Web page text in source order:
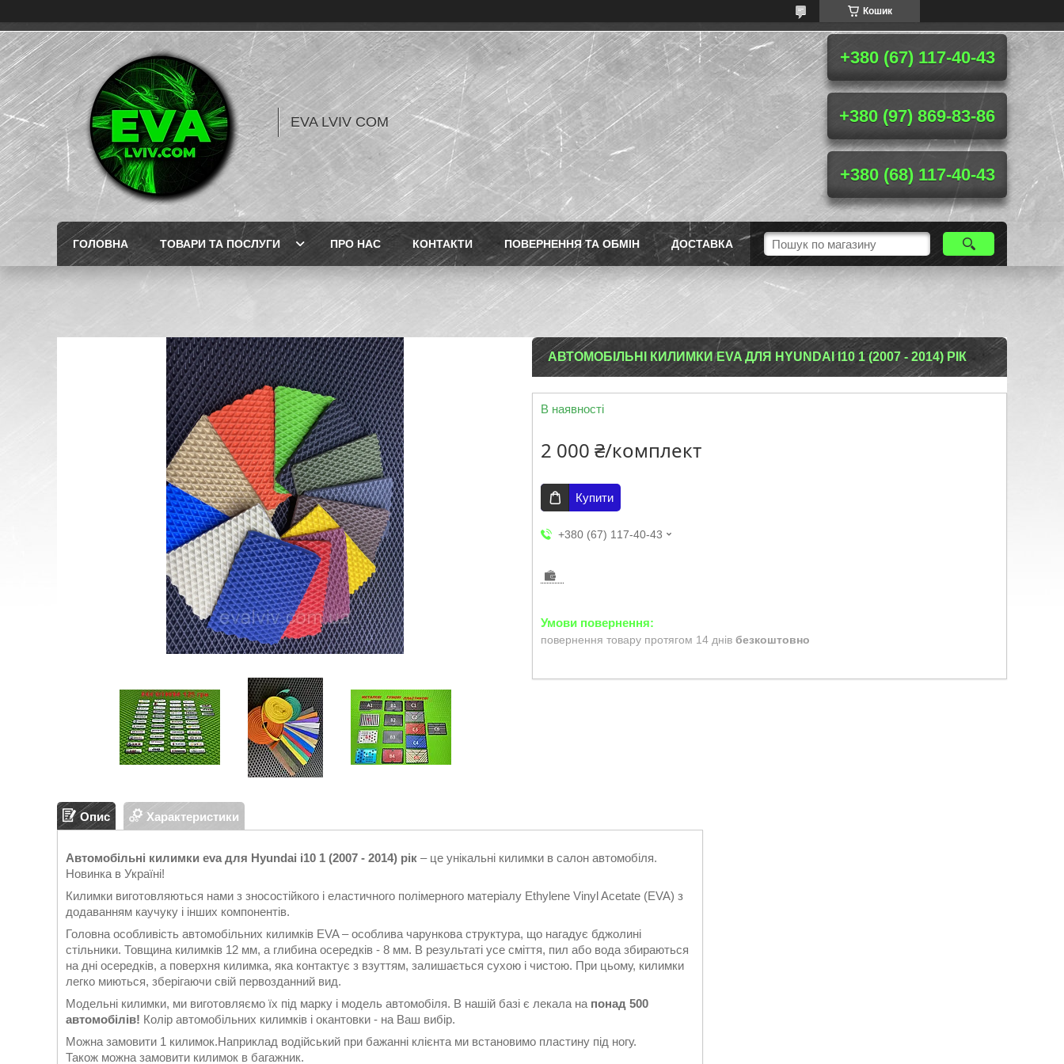
Кошик
EVA LVIV COM
+380 (67) 117-40-43
+380 (97) 869-83-86
+380 (68) 117-40-43
ГОЛОВНА ТОВАРИ ТА ПОСЛУГИ ПРО НАС КОНТАКТИ ПОВЕРНЕННЯ ТА ОБМІН ДОСТАВКА
АВТОМОБІЛЬНІ КИЛИМКИ EVA ДЛЯ HYUNDAI I10 1 (2007 - 2014) РІК
В наявності
2 000 ₴/комплект
Купити
+380 (67) 117-40-43
повернення товару протягом 14 днів безкоштовно
Опис Характеристики
Автомобільні килимки eva для Hyundai i10 1 (2007 - 2014) рік – це унікальні килимки в салон автомобіля.
Новинка в Україні!
Килимки виготовляються нами з зносостійкого і еластичного полімерного матеріалу Ethylene Vinyl Acetate (EVA) з
додаванням каучуку і інших компонентів.
Головна особливість автомобільних килимків EVA – особлива чарункова структура, що нагадує бджолині
стільники. Товщина килимків 12 мм, а глибина осередків - 8 мм. В результаті усе сміття, пил або вода збираються
на дні осередків, а поверхня килимка, яка контактує з взуттям, залишається сухою і чистою. При цьому, килимки
легко миються, зберігаючи свій первозданний вид.
Модельні килимки, ми виготовляємо їх під марку і модель автомобіля. В нашій базі є лекала на понад 500
автомобілів! Колір автомобільних килимків і окантовки - на Ваш вибір.
Можна замовити 1 килимок.Наприклад водійський при бажанні клієнта ми встановимо пластину під ногу.
Також можна замовити килимок в багажник.